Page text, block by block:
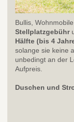
Bullis,
Stellplatzgebühr
Hälfte (bis 4
solange sie keine
unbedingt an der
Aufpreis.
Duschen und